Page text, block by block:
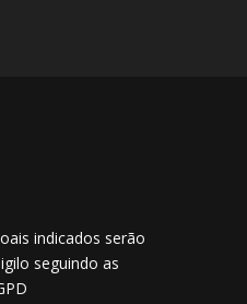
indicados serão
seguindo as